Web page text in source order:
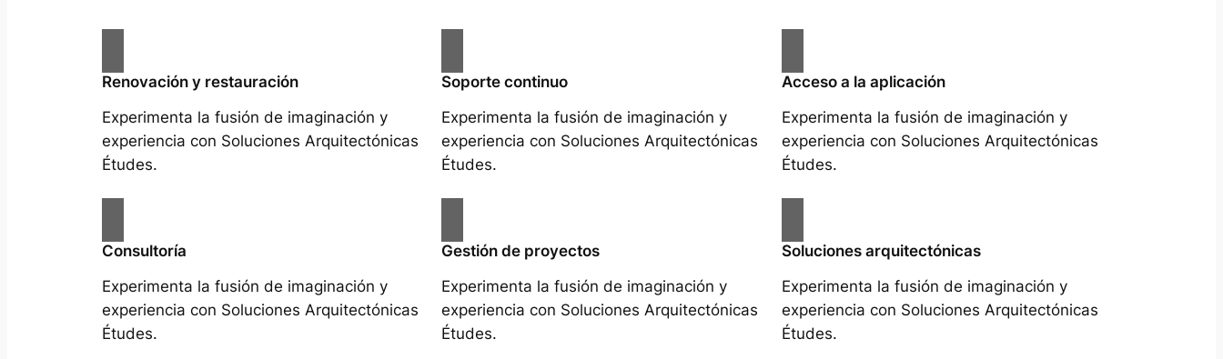
Renovación y restauración
Experimenta la fusión de imaginación y
experiencia con Soluciones Arquitectónicas
Études.
Soporte continuo
Experimenta la fusión de imaginación y
experiencia con Soluciones Arquitectónicas
Études.
Acceso a la aplicación
Experimenta la fusión de imaginación y
experiencia con Soluciones Arquitectónicas
Études.
Consultoría
Experimenta la fusión de imaginación y
experiencia con Soluciones Arquitectónicas
Études.
Gestión de proyectos
Experimenta la fusión de imaginación y
experiencia con Soluciones Arquitectónicas
Études.
Soluciones arquitectónicas
Experimenta la fusión de imaginación y
experiencia con Soluciones Arquitectónicas
Études.